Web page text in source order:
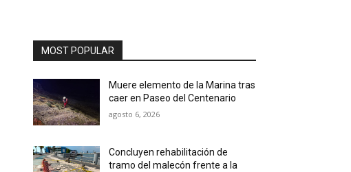
MOST POPULAR
Muere elemento de la Marina tras
caer en Paseo del Centenario
agosto 6, 2026
Concluyen rehabilitación de
tramo del malecón frente a la